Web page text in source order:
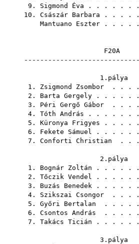
9. Sigmond Éva . . . . . . . .
10. Császár Barbara . . . .
Mantuano Eszter . . . . .
1. Zsigmond Zsombor . . .
2. Barta Gergely . . . . .
3. Péri Gergő Gábor . . .
4. Tóth András . . . . . .
5. Küronya Frigyes . . . .
6. Fekete Sámuel . . . . .
7. Conforti Christian . .
1. Bognár Zoltán . . . . .
2. Tőczik Vendel . . . . .
3. Buzás Benedek . . . . .
4. Szikszai Csongor . . .
5. Győri Bertalan . . . .
6. Csontos András . . . .
7. Takács Ticián . . . . .